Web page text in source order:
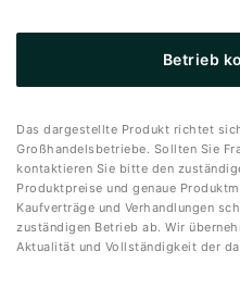
Betrieb
Das dargestellte Produkt richtet
Großhandelsbetriebe. Sollten Sie
kontaktieren Sie bitte den
Produktpreise und genaue
Kaufverträge und Verhandlungen
zuständigen Betrieb ab. Wir
Aktualität und Vollständigkeit der